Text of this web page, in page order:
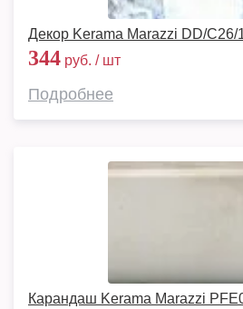
Декор Kerama Marazzi DD/
344 руб. / шт
Подробнее
Карандаш Kerama Marazzi